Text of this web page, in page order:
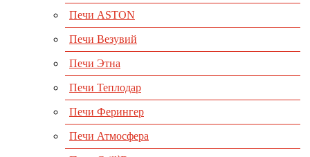
Печи ASTON
Печи Везувий
Печи Этна
Печи Теплодар
Печи Ферингер
Печи Атмосфера